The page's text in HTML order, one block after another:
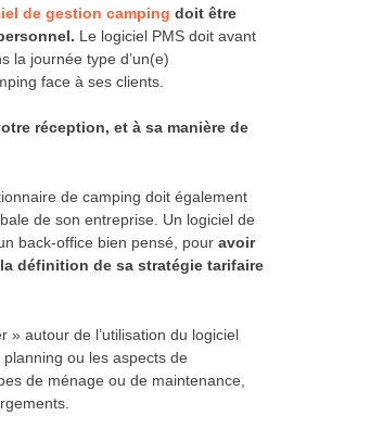
de gestion camping doit être
Le logiciel PMS doit avant
la journée type d’un(e)
face à ses clients.
réception, et à sa manière de
de camping doit également
de son entreprise. Un logiciel de
back-office bien pensé, pour avoir
définition de sa stratégie tarifaire
» autour de l’utilisation du logiciel
ou les aspects de
de ménage ou de maintenance,